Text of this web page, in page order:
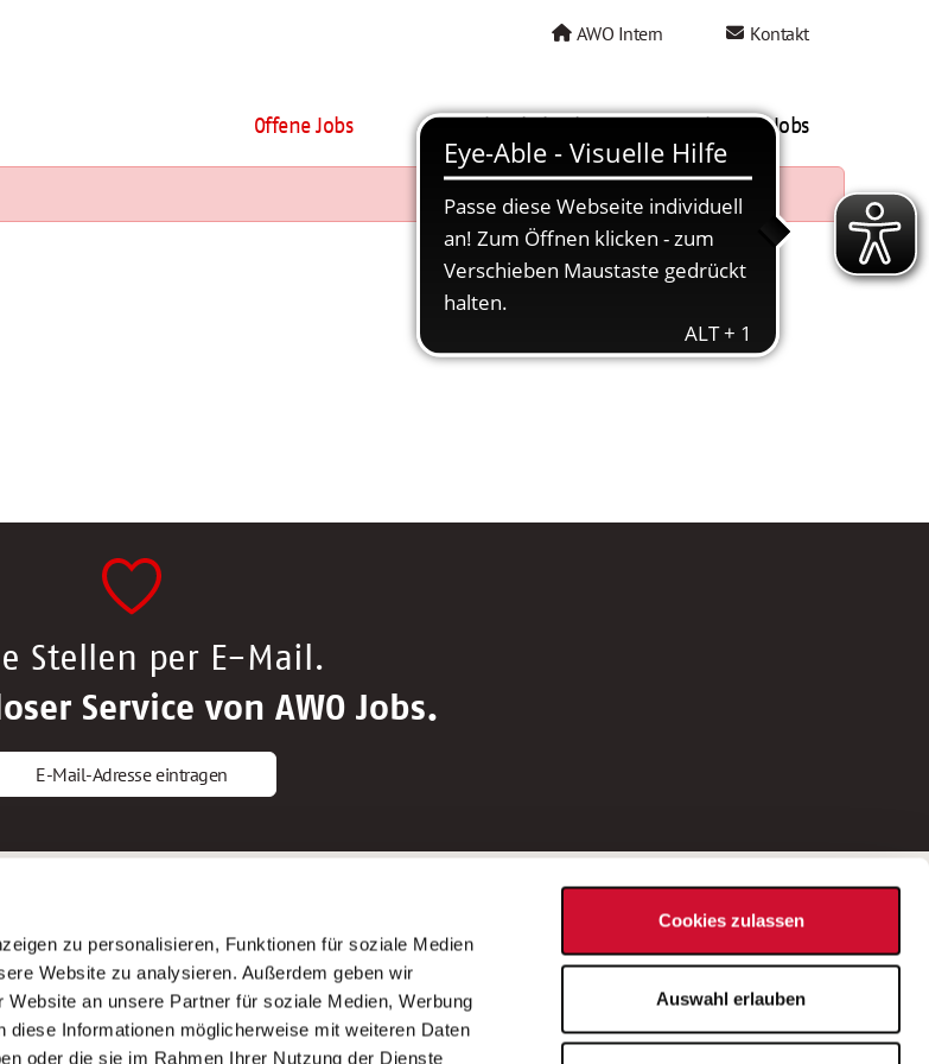
zu personalisieren, Funktionen für soziale Medien
Website zu analysieren. Außerdem geben wir
an unsere Partner für soziale Medien, Werbung
diese Informationen möglicherweise mit weiteren Daten
oder die sie im Rahmen Ihrer Nutzung der Dienste
Cookies zulassen
Auswahl erlauben
AWO Intern Kontakt
Offene Jobs AWO als Arbeitgeber Mein AWO Jobs
Stellen per E-Mail.
Service von AWO Jobs.
E-Mail-Adresse eintragen
AWO Gliederungen nach Bundesland
Stellenangebote nach Bundesländern
Sitemap
Impressum
Datenschutz
Bei Fragen zu einer Stellenausschreibung
wenden Sie sich bitte an die*den in der
Stellenausschreibung genannte*n